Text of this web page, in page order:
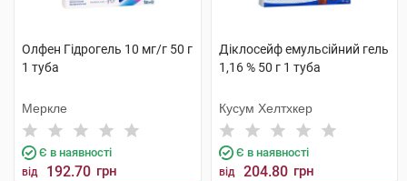
Олфен Гідрогель 10 мг/г 50 г
1 туба
Меркле
Є в наявності
від 192.70 грн
Діклосейф емульсійний гель
1,16 % 50 г 1 туба
Кусум Хелтхкер
Є в наявності
від 204.80 грн